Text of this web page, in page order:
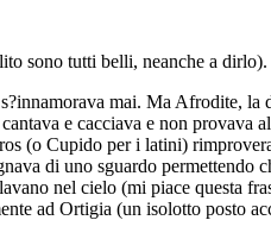
sono tutti belli, neanche a dirlo).
mai. Ma Afrodite,
e cacciava e non provava
(o Cupido per i latini)
di uno sguardo permettendo
nel cielo (mi piace questa
ad Ortigia (un isolotto posto